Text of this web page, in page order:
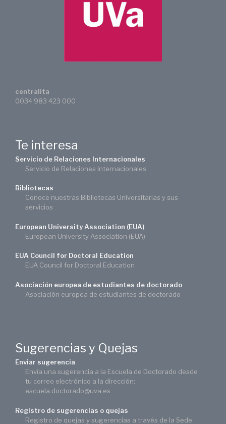
centralita
0034 983 423 000
Te interesa
Servicio de Relaciones Internacionales
Servicio de Relaciones Internacionales
Bibliotecas
Conoce nuestras Bibliotecas Universitarias y sus
servicios
European University Association (EUA)
European University Association (EUA)
EUA Council for Doctoral Education
EUA Council for Doctoral Education
Asociación europea de estudiantes de doctorado
Asociación europea de estudiantes de doctorado
Sugerencias y Quejas
Enviar sugerencia
Envía una sugerencia a la Escuela de Doctorado desde
tu correo electrónico a la dirección:
escuela.doctorado@uva.es
Registro de sugerencias o quejas
Registro de quejas y sugerencias a través de la Sede